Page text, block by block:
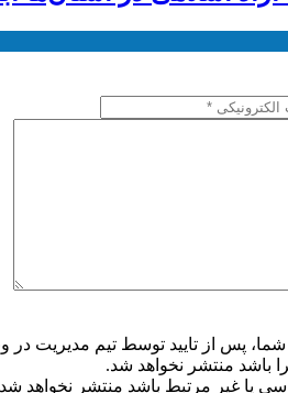
پس از تایید توسط تیم مدیریت
باشد منتشر نخواهد شد.
یا غیر مرتبط باشد منتشر نخواهد